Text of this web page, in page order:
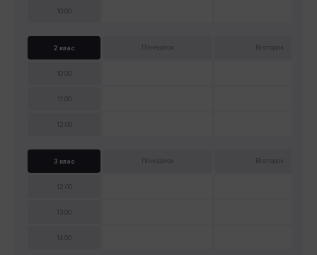
10:00
2 клас Понеділок Вівторок
10:00
11:00
12:00
3 клас Понеділок Вівторок
12:00
13:00
14:00